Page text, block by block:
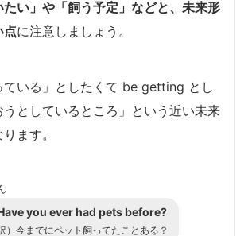
い」や「飼う予定」などと、未来形
点に注意しましょう。
ている」としたくて be getting とし
としているところ」という近い未来
ます。
you ever had pets before?
）今までにペット飼ってたことある？